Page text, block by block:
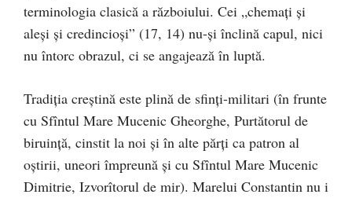
terminologia clasică a războiului. Cei „chemaţi şi
aleşi şi credincioşi” (17, 14) nu-şi înclină capul, nici
nu întorc obrazul, ci se angajează în luptă.
Tradiţia creştină este plină de sfinţi-militari (în frunte
cu Sfîntul Mare Mucenic Gheorghe, Purtătorul de
biruinţă, cinstit la noi şi în alte părţi ca patron al
oştirii, uneori împreună şi cu Sfîntul Mare Mucenic
Dimitrie, Izvorîtorul de mir). Marelui Constantin nu i